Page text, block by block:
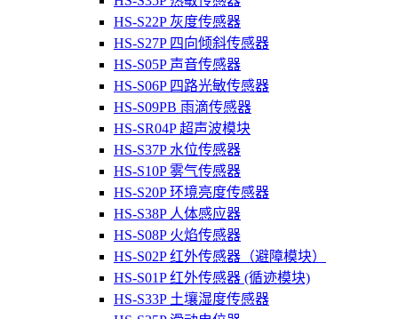
HS-S22P 灰度传感器
HS-S27P 四向倾斜传感器
HS-S05P 声音传感器
HS-S06P 四路光敏传感器
HS-S09PB 雨滴传感器
HS-SR04P 超声波模块
HS-S37P 水位传感器
HS-S10P 雾气传感器
HS-S20P 环境亮度传感器
HS-S38P 人体感应器
HS-S08P 火焰传感器
HS-S02P 红外传感器（避障模块）
HS-S01P 红外传感器 (循迹模块)
HS-S33P 土壤湿度传感器